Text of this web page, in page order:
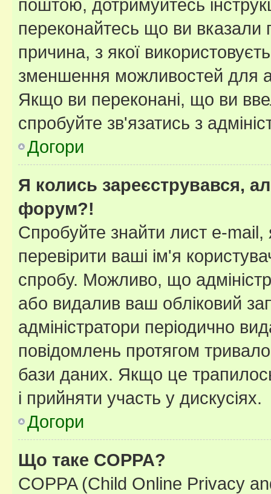
поштою, дотримуйтесь
переконайтесь що ви
причина, з якої
зменшення можливостей для
Якщо ви переконані, що ви
спробуйте зв'язатись з
Догори
Я колись зареєструвався,
форум?!
Спробуйте знайти лист e-mail,
перевірити ваші ім'я
спробу. Можливо, що
або видалив ваш обліковий
адміністратори періодично
повідомлень протягом
бази даних. Якщо це
і прийняти участь у дискусіях.
Догори
Що таке COPPA?
COPPA (Child Online Privacy